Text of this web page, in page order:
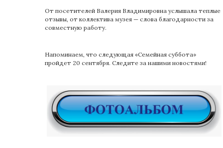
От посетителей Валерия Владимировна услышала теплые
отзывы, от коллектива музея — слова благодарности за
совместную работу.
Напоминаем, что следующая «Семейная суббота»
пройдет 20 сентября. Следите за нашими новостями!